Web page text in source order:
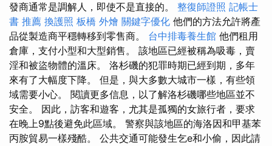
發商通常是調解人，即使不是直接的。 整復師證照 記帳士
書 推薦 換護照 板橋 外燴 關鍵字優化 他們的方法允許將產
品從製造商平穩轉移到零售商。 台中排毒養生館 他們租用
倉庫，支付小型和大型銷售。 該地區已經被稱為吸毒，賣
淫和被盜物體的溫床。 洛杉磯的犯罪時期已經到期，多年
來有了大幅度下降。 但是，與大多數大城市一樣，有些領
域需要小心。 閱讀更多信息，以了解洛杉磯哪些地區並不
安全。 因此，訪客和遊客，尤其是孤獨的女旅行者，要求
在晚上9點後避免此區域。 警察與該地區的海洛因和甲基苯
丙胺貿易一樣殘酷。 公共交通可能發生乞e和小偷，因此請